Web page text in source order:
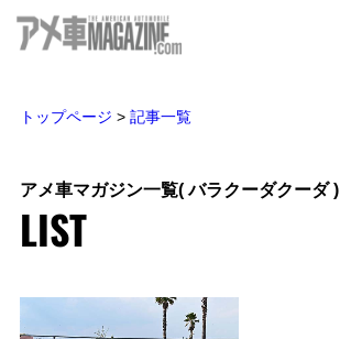
トップページ > 記事一覧
アメ車マガジン一覧( バラクーダクーダ )
LIST